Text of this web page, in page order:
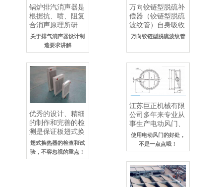
锅炉排汽消声器是
根据抗、喷、阻复
合消声原理所研
制，具有消声量
大、适应频带宽、
针对性设计(低中
关于排气消声器设计制
造要求讲解
万向铰链型脱硫补
偿器（铰链型脱硫
波纹管）自身吸收
内压推力，不会对
此管道支撑的设置
万向铰链型脱硫波纹管
优秀的设计、精细
的制作和完善的检
测是保证板翅式换
热器产品质量的三
个方面。我国板翅
式换热器产品是以
翅式换热器的检查和试
验，不容忽视的重点！
江苏巨正机械有限
公司多年来专业从
事生产电动风门、
烟气挡板门、脱硫
挡板门，公司承诺
将以优质的产品质
量，..
使用电动风门的好处，
不是一点点哦！